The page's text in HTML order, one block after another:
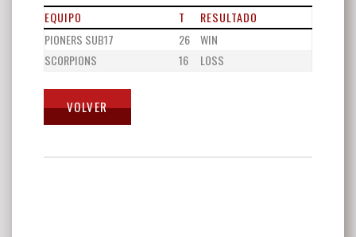
EQUIPO T
RESULTADO
PIONERS SUB17
26
WIN
SCORPIONS
16 LOSS